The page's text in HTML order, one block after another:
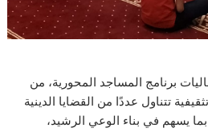
برنامج المساجد المحورية، من
تتناول عددًا من القضايا الدينية
بما يسهم في بناء الوعي الرشيد،